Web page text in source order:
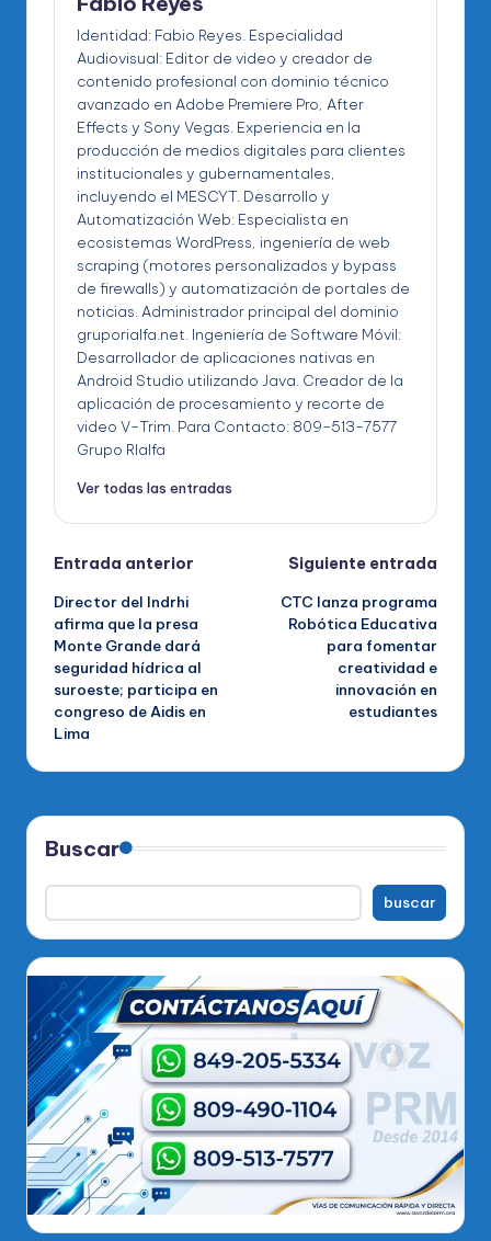
Identidad: Fabio Reyes. Especialidad
Audiovisual: Editor de video y creador de
contenido profesional con dominio técnico
avanzado en Adobe Premiere Pro, After
Effects y Sony Vegas. Experiencia en la
producción de medios digitales para clientes
institucionales y gubernamentales,
incluyendo el MESCYT. Desarrollo y
Automatización Web: Especialista en
ecosistemas WordPress, ingeniería de web
scraping (motores personalizados y bypass
de firewalls) y automatización de portales de
noticias. Administrador principal del dominio
gruporialfa.net. Ingeniería de Software Móvil:
Desarrollador de aplicaciones nativas en
Android Studio utilizando Java. Creador de la
aplicación de procesamiento y recorte de
video V-Trim. Para Contacto: 809-513-7577
Grupo RIalfa
Ver todas las entradas
Navegación
de
entradas
Entrada anterior
Director del Indrhi
afirma que la presa
Monte Grande dará
seguridad hídrica al
suroeste; participa en
congreso de Aidis en
Lima
Siguiente entrada
CTC lanza programa
Robótica Educativa
para fomentar
creatividad e
innovación en
estudiantes
Buscar
buscar